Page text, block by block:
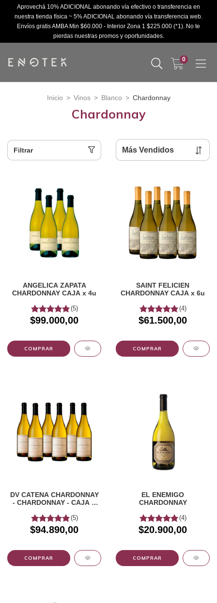
Aprovechá 10% ADICIONAL abonando vía efectivo o transferencia en
nuestra tienda física ~ 5% ADICIONAL abonando vía transferencia web.
Envíos gratis AMBA Min $60.000 - Interior Zona 1 $225.000 (*1). No te
pierdas nuestras promos y oportunidades.
0
Inicio > Vinos > Blanco > Chardonnay
Chardonnay
Filtrar
ANGELICA ZAPATA
CHARDONNAY CAJA x 4u
(5)
$99.000,00
SAINT FELICIEN
CHARDONNAY CAJA x 6u
(4)
$61.500,00
DV CATENA CHARDONNAY
- CHARDONNAY - CAJA X
(5)
$94.890,00
EL ENEMIGO
CHARDONNAY
(4)
$20.900,00